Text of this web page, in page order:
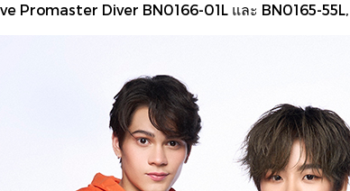
Promaster Diver BN0166-01L และ BN0165-